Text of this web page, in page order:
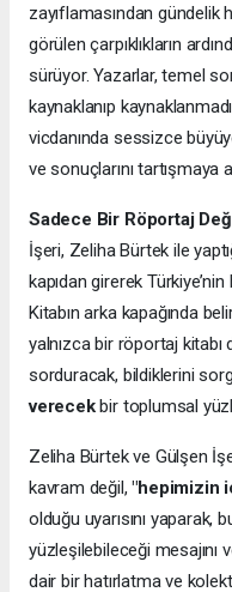
zayıflamasından
görülen çarpıklıkların
sürüyor. Yazarlar, temel
kaynaklanıp
vicdanında sessizce
ve sonuçlarını tartışmaya
Sadece Bir Röportaj
İşeri, Zeliha Bürtek ile
kapıdan girerek
Kitabın arka kapağında
yalnızca bir röportaj
sorduracak, bildiklerini
verecekbir toplumsal
Zeliha Bürtek ve Gülşen
kavram değil,"hepimizin
olduğu uyarısını yaparak,
yüzleşilebileceği mesajını
dair bir hatırlatma ve